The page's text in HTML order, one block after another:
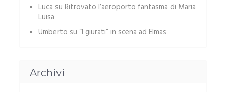
Luca su Ritrovato l’aeroporto fantasma di Maria
Luisa
Umberto su “I giurati” in scena ad Elmas
Archivi